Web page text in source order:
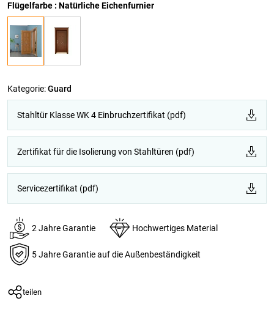
Flügelfarbe : Natürliche Eichenfurnier
Kategorie:Guard
Stahltür Klasse WK 4 Einbruchzertifikat (pdf)
Zertifikat für die Isolierung von Stahltüren (pdf)
Servicezertifikat (pdf)
2 Jahre Garantie Hochwertiges Material
5 Jahre Garantie auf die Außenbeständigkeit
teilen